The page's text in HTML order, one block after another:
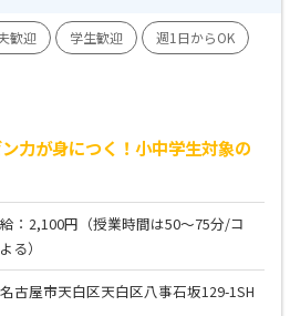
歓迎 学生歓迎
週1日からOK
力が身につく！小中学生対象の
：2,100円（授業時間は50～75分/コ
る）
古屋市天白区天白区八事石坂129-1SH